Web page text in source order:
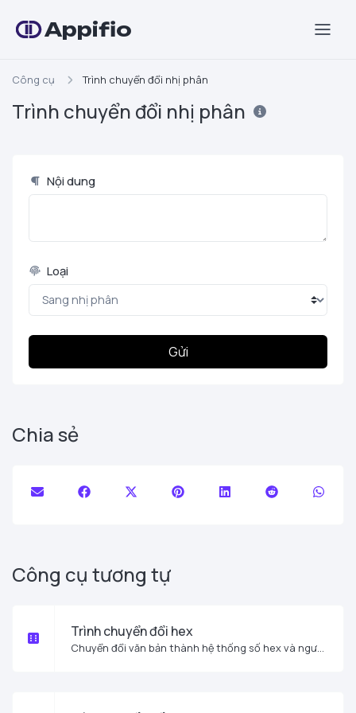
Appifio
Công cụ Trình chuyển đổi nhị phân
Trình chuyển đổi nhị phân
Nội dung
Loại
Gửi
Chia sẻ
Công cụ tương tự
Trình chuyển đổi hex